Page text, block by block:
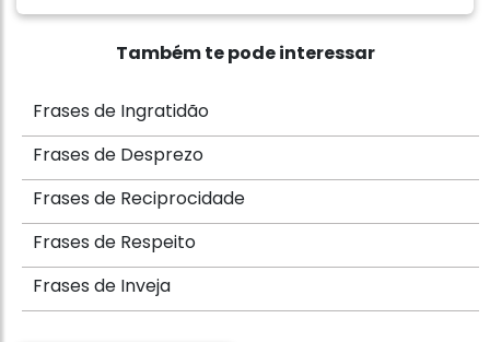
Também te pode interessar
Frases de Ingratidão
Frases de Desprezo
Frases de Reciprocidade
Frases de Respeito
Frases de Inveja